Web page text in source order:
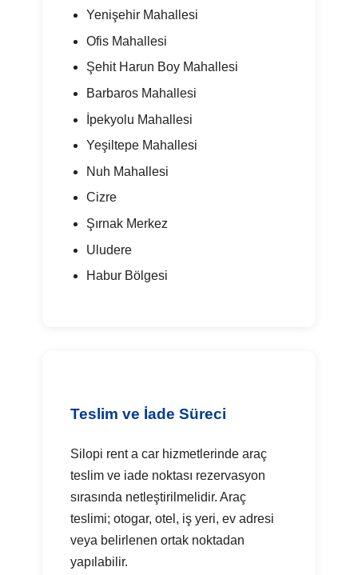
Yenişehir Mahallesi
Ofis Mahallesi
Şehit Harun Boy Mahallesi
Barbaros Mahallesi
İpekyolu Mahallesi
Yeşiltepe Mahallesi
Nuh Mahallesi
Cizre
Şırnak Merkez
Uludere
Habur Bölgesi
Teslim ve İade Süreci
Silopi rent a car hizmetlerinde araç
teslim ve iade noktası rezervasyon
sırasında netleştirilmelidir. Araç
teslimi; otogar, otel, iş yeri, ev adresi
veya belirlenen ortak noktadan
yapılabilir.